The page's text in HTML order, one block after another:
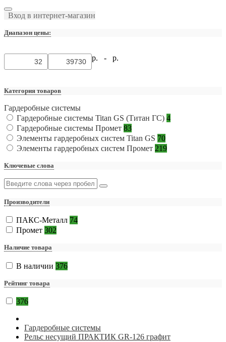
Вход в интернет-магазин
Диапазон цены:
р. - р.
Категория товаров
Гардеробные системы
Гардеробные системы Titan GS (Титан ГС) 4
Гардеробные системы Промет 83
Элементы гардеробных систем Titan GS 70
Элементы гардеробных систем Промет 219
Ключевые слова
Производители
ПАКС-Металл 74
Промет 302
Наличие товара
В наличии 376
Рейтинг товара
376
Гардеробные системы
Рельс несущий ПРАКТИК GR-126 графит